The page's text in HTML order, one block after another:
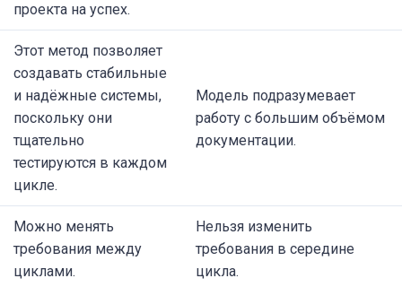
проекта на успех.
Этот метод позволяет
создавать стабильные
и надёжные системы,
поскольку они
тщательно
тестируются в каждом
цикле.
Модель подразумевает
работу с большим объёмом
документации.
Можно менять
требования между
циклами.
Нельзя изменить
требования в середине
цикла.